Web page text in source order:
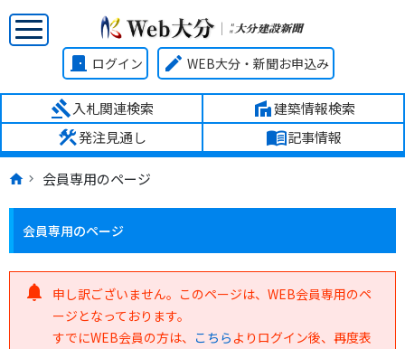
door_front ログイン edit WEB大分・新聞お申込み
gavel入札関連検索 villa建築情報検索
construction発注見通し menu_book記事情報
会員専用のページ
会員専用のページ
notifications
申し訳ございません。このページは、WEB会員専用のペ
ージとなっております。
すでにWEB会員の方は、 こちら よりログイン後、再度表